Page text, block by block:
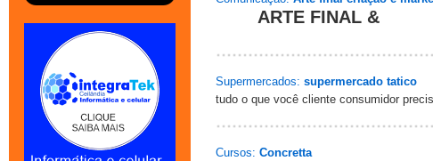
ARTE FINAL &
Supermercados: supermercado tatico
tudo o que você cliente consumidor
Cursos: Concretta